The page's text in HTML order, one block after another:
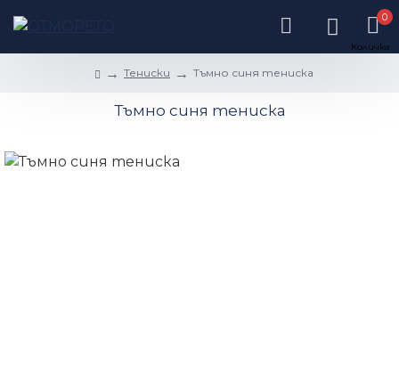
0
Тениски Тъмно синя тениска
Тъмно синя тениска